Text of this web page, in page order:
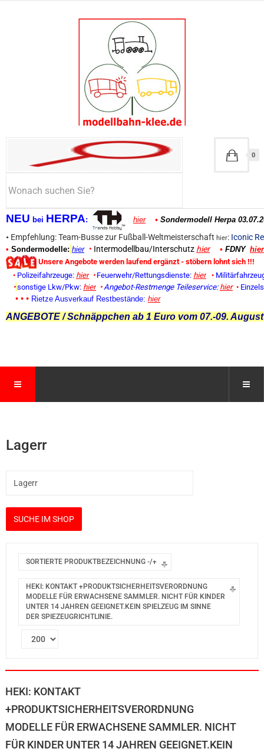
NEU bei HERPA: hier • Sondermodell Herpa
• Empfehlung: Team-Busse zur Fußball-Weltmeisterschaft hier: Iconic
• Sondermodelle: hier • Intermodellbau/Interschutz hier • FDNY hier
Unsere Angebote werden laufend ergänzt - stöbern lohnt sich !!!
• Polizeifahrzeuge: hier • Feuerwehr/Rettungsdienste: hier •
• sonstige Lkw/Pkw: hier • Angebot-Restmenge Teileservice: hier •
• • • Rietze Ausverkauf Restbestände: hier
ANGEBOTE / Schnäppchen ab 1 Euro vom 07.-09.
0
Lagerr
SORTIERTE PRODUKTBEZEICHNUNG -/+
HEKI: KONTAKT +PRODUKTSICHERHEITSVERORDNUNG
MODELLE FÜR ERWACHSENE SAMMLER. NICHT FÜR KINDER
UNTER 14 JAHREN GEEIGNET.KEIN SPIELZEUG IM SINNE
DER SPIEZEUGRICHTLINIE.
HEKI: KONTAKT
+PRODUKTSICHERHEITSVERORDNUNG
MODELLE FÜR ERWACHSENE SAMMLER. NICHT
FÜR KINDER UNTER 14 JAHREN GEEIGNET.KEIN